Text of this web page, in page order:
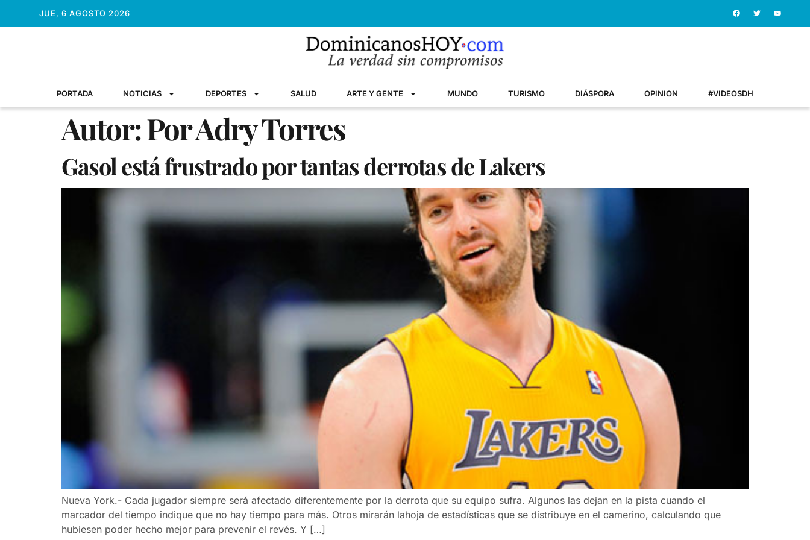
JUE, 6 AGOSTO 2026
PORTADA NOTICIAS DEPORTES SALUD ARTE Y GENTE MUNDO TURISMO DIÁSPORA OPINION #VIDEOSDH
Autor:Por Adry Torres
Gasol está frustrado por tantas derrotas de Lakers
Nueva York.- Cada jugador siempre será afectado diferentemente por la derrota que su equipo sufra. Algunos las dejan en la pista cuando el
marcador del tiempo indique que no hay tiempo para más. Otros mirarán lahoja de estadísticas que se distribuye en el camerino, calculando que
hubiesen poder hecho mejor para prevenir el revés. Y […]